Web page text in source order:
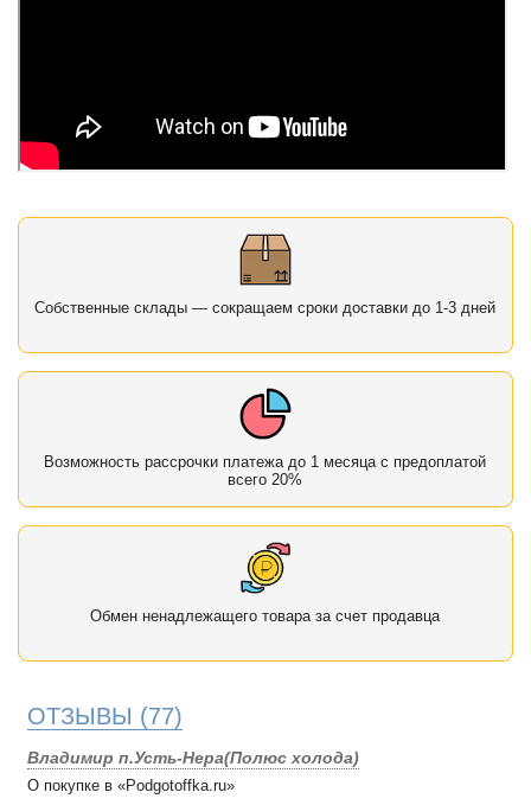
Собственные склады — сокращаем сроки доставки до 1-3 дней
Возможность рассрочки платежа до 1 месяца с предоплатой
всего 20%
Обмен ненадлежащего товара за счет продавца
ОТЗЫВЫ (77)
Владимир п.Усть-Нера(Полюс холода)
О покупке в «Podgotoffka.ru»